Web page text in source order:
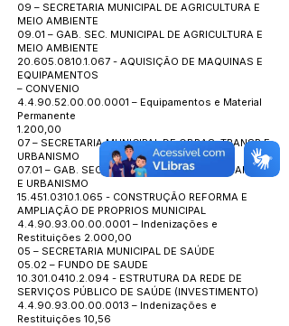
09 – SECRETARIA MUNICIPAL DE AGRICULTURA E
MEIO AMBIENTE
09.01 – GAB. SEC. MUNICIPAL DE AGRICULTURA E
MEIO AMBIENTE
20.605.0810.1.067 - AQUISIÇÃO DE MAQUINAS E
EQUIPAMENTOS
– CONVENIO
4.4.90.52.00.00.0001 – Equipamentos e Material
Permanente
1.200,00
07 – SECRETARIA MUNICIPAL DE OBRAS, TRANSP E
URBANISMO
07.01 – GAB. SEC. MUNICIPAL DE OBRAS, TRANSP
E URBANISMO
15.451.0310.1.065 - CONSTRUÇÃO REFORMA E
AMPLIAÇÃO DE PROPRIOS MUNICIPAL
4.4.90.93.00.00.0001 – Indenizações e
Restituições 2.000,00
05 – SECRETARIA MUNICIPAL DE SAÚDE
05.02 – FUNDO DE SAUDE
10.301.0410.2.094 - ESTRUTURA DA REDE DE
SERVIÇOS PÚBLICO DE SAÚDE (INVESTIMENTO)
4.4.90.93.00.00.0013 – Indenizações e
Restituições 10,56